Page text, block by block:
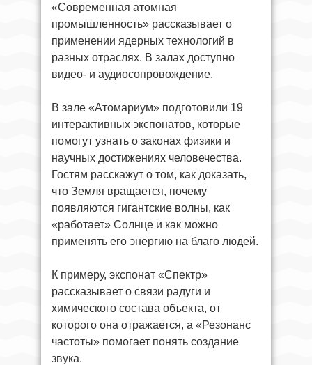
«Современная атомная
промышленность» рассказывает о
применении ядерных технологий в
разных отраслях. В залах доступно
видео- и аудиосопровождение.
В зале «Атомариум» подготовили 19
интерактивных экспонатов, которые
помогут узнать о законах физики и
научных достижениях человечества.
Гостям расскажут о том, как доказать,
что Земля вращается, почему
появляются гигантские волны, как
«работает» Солнце и как можно
применять его энергию на благо людей.
К примеру, экспонат «Спектр»
рассказывает о связи радуги и
химического состава объекта, от
которого она отражается, а «Резонанс
частоты» помогает понять создание
звука.